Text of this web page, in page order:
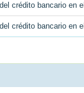
crédito bancario en
crédito bancario en